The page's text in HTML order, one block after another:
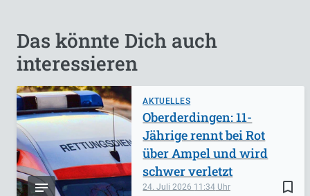
Das könnte Dich auch
interessieren
AKTUELLES
bookmark_border
24. Juli 2026 11:34
Oberderdingen: 11-
Jährige rennt bei Rot
über Ampel und wird
schwer verletzt